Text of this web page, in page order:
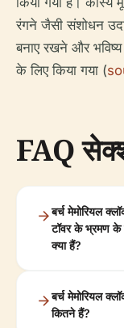
रंगने जैसी संशोधन
बनाए रखने और भविष्य
के लिए किया गया (
FAQ
बर्च मेमोरियल
टॉवर के भ्रमण के
क्या हैं?
बर्च मेमोरियल
कितने हैं?